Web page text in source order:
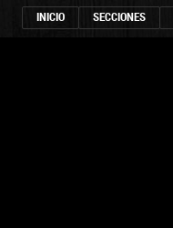
INICIO SECCIONES